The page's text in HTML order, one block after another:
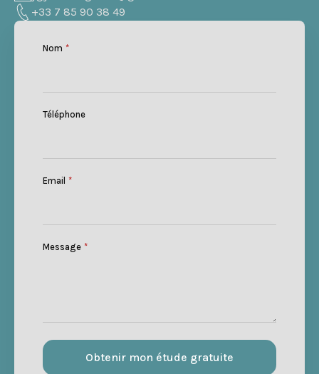
+33 7 85 90 38 49
Nom *
Téléphone
Email *
Message *
Obtenir mon étude gratuite